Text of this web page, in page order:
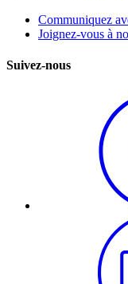
Communiquez
Joignez-vous à
Suivez-nous